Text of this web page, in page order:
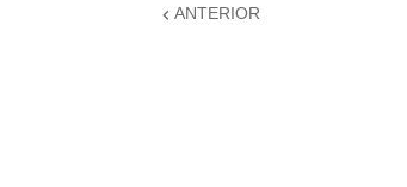
ANTERIOR